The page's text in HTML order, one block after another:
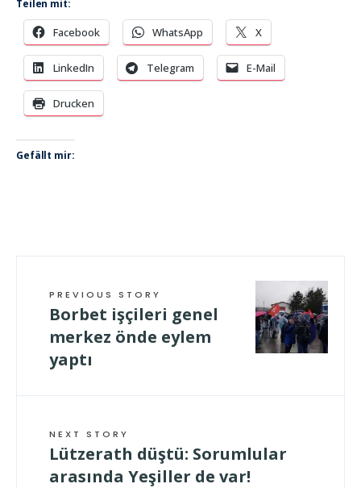
Teilen mit:
Facebook WhatsApp X
LinkedIn Telegram E-Mail
Drucken
Gefällt mir:
PREVIOUS STORY
Borbet işçileri genel
merkez önde eylem
yaptı
NEXT STORY
Lützerath düştü: Sorumlular
arasında Yeşiller de var!